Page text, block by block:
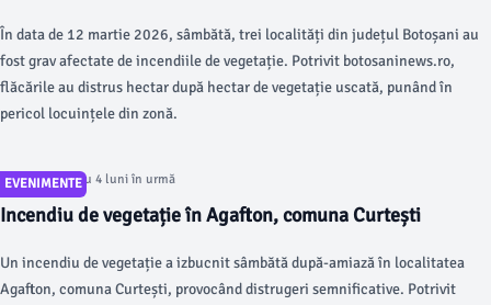
În data de 12 martie 2026, sâmbătă, trei localități din județul Botoșani au
fost grav afectate de incendiile de vegetație. Potrivit botosaninews.ro,
flăcările au distrus hectar după hectar de vegetație uscată, punând în
pericol locuințele din zonă.
EVENIMENTE
Articol postat cu 4 luni în urmă
Incendiu de vegetație în Agafton, comuna Curtești
Un incendiu de vegetație a izbucnit sâmbătă după-amiază în localitatea
Agafton, comuna Curtești, provocând distrugeri semnificative. Potrivit